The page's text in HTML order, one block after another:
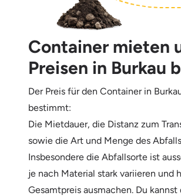
Container mieten
Preisen in Burkau
Der Preis für den Container in
bestimmt:
Die Mietdauer, die Distanz zum
sowie die Art und Menge des
Insbesondere die Abfallsorte ist
je nach Material stark variieren und
Gesamtpreis ausmachen. Du